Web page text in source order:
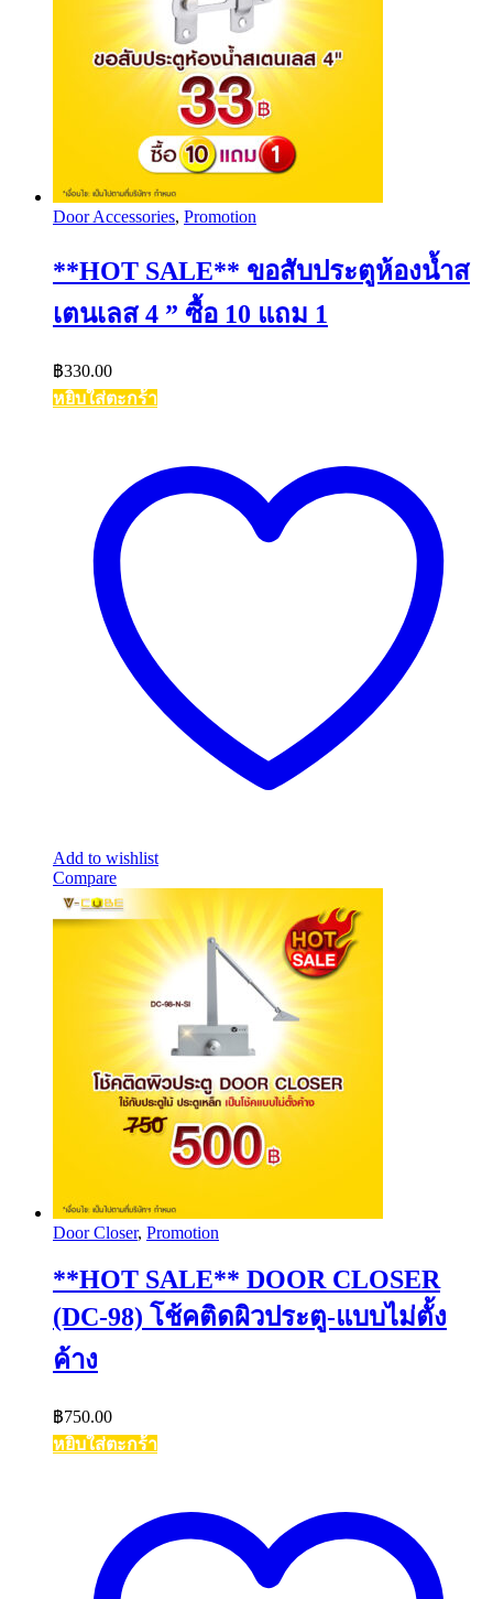
Door Accessories, Promotion
**HOT SALE** ขอสับประตูห้องน้ำส
เตนเลส 4 ” ซื้อ 10 แถม 1
฿330.00
หยิบใส่ตะกร้า
Add to wishlist
Compare
Door Closer, Promotion
**HOT SALE** DOOR CLOSER
(DC-98) โช้คติดผิวประตู-แบบไม่ตั้ง
ค้าง
฿750.00
หยิบใส่ตะกร้า